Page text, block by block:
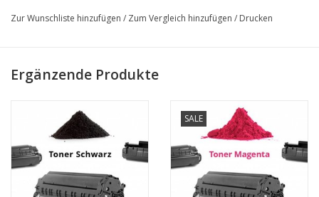
Zur Wunschliste hinzufügen / Zum Vergleich hinzufügen / Drucken
Ergänzende Produkte
SALE